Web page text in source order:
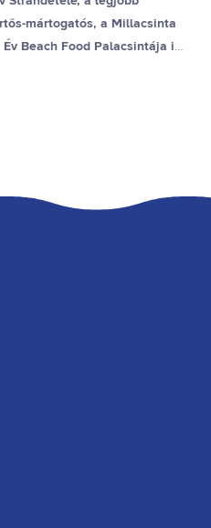
mártogatós, a Millacsinta
Beach Food Palacsintája is,